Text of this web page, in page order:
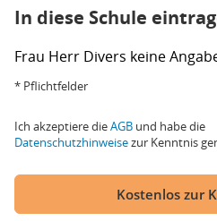
In diese Schule
Frau Herr Divers keine
* Pflichtfelder
Ich akzeptiere dieAGB und habe die
Datenschutzhinweisezur Kenntnis
Kostenlos zur